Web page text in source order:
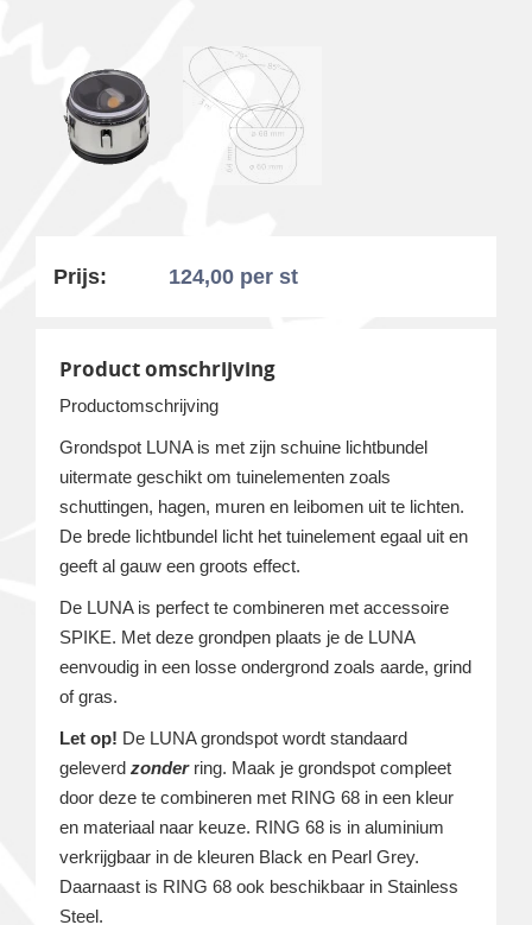
Prijs: 124,00 per st
Product omschrijving
Productomschrijving
Grondspot LUNA is met zijn schuine lichtbundel
uitermate geschikt om tuinelementen zoals
schuttingen, hagen, muren en leibomen uit te lichten.
De brede lichtbundel licht het tuinelement egaal uit en
geeft al gauw een groots effect.
De LUNA is perfect te combineren met accessoire
SPIKE. Met deze grondpen plaats je de LUNA
eenvoudig in een losse ondergrond zoals aarde, grind
of gras.
Let op! De LUNA grondspot wordt standaard
geleverd zonder ring. Maak je grondspot compleet
door deze te combineren met RING 68 in een kleur
en materiaal naar keuze. RING 68 is in aluminium
verkrijgbaar in de kleuren Black en Pearl Grey.
Daarnaast is RING 68 ook beschikbaar in Stainless
Steel.